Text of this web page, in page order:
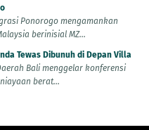
Ponorogo mengamankan
berinisial MZ...
Tewas Dibunuh di Depan Villa
Bali menggelar konferensi
berat...